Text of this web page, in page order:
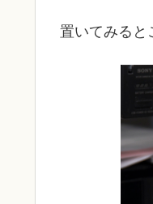
置いてみると